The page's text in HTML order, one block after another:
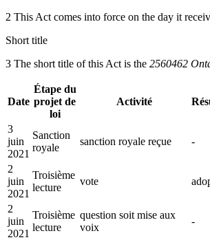
2 This Act comes into force on the day it
Short title
3 The short title of this Act is the 2560462
Date
Étape du
projet de
loi
Activité
3
juin
2021
Sanction
royale
sanction royale reçue -
2
juin
2021
Troisième
lecture
vote
2
juin
2021
Troisième
lecture
question soit mise aux
voix
-